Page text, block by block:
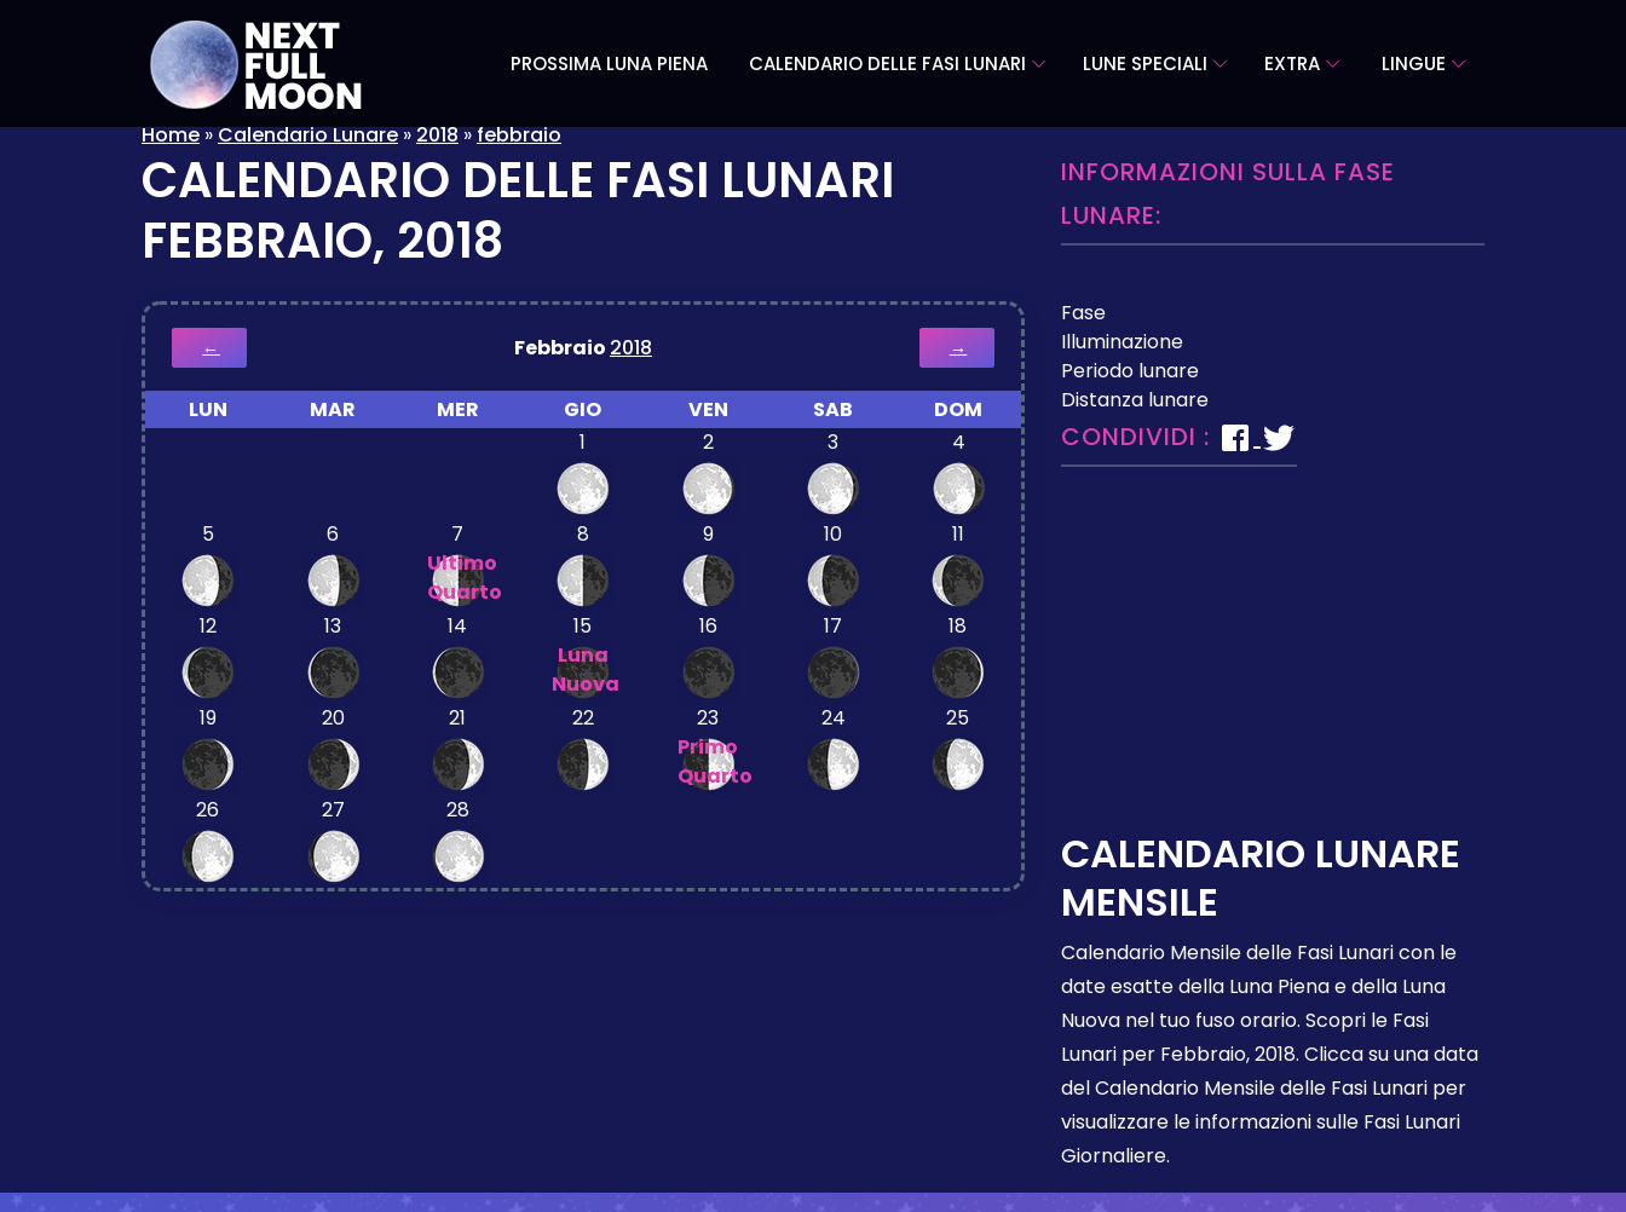
PROSSIMA LUNA PIENA CALENDARIO DELLE FASI LUNARI LUNE SPECIALI EXTRA LINGUE
Home»Calendario Lunare»2018»febbraio
CALENDARIO DELLE FASI LUNARI
FEBBRAIO, 2018
← Febbraio 2018 →
LUN MAR MER GIO VEN SAB
DOM
1
2 3 4
5 6
7
Ultimo
Quarto
8 9 10 11
12 13 14
15
Luna
Nuova
16 17 18
19 20 21 22
23
Primo
Quarto
24 25
26 27 28
INFORMAZIONI SULLA FASE
LUNARE:
Fase
Illuminazione
Periodo lunare
Distanza lunare
CONDIVIDI :
CALENDARIO LUNARE
MENSILE
Calendario Mensile delle Fasi Lunari con le
date esatte della Luna Piena e della Luna
Nuova nel tuo fuso orario. Scopri le Fasi
Lunari per Febbraio, 2018. Clicca su una data
del Calendario Mensile delle Fasi Lunari per
visualizzare le informazioni sulle Fasi Lunari
Giornaliere.